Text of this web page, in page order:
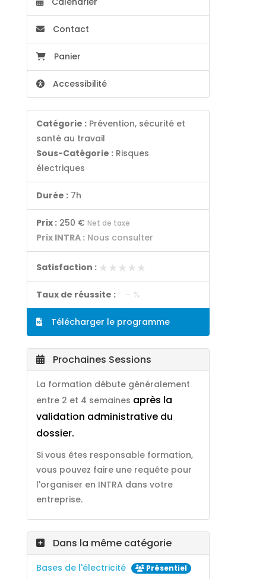
Contact
Panier
Accessibilité
Catégorie : Prévention, sécurité et
santé au travail
Sous-Catégorie : Risques
électriques
Durée :7h
Prix : 250 € Net de taxe
Prix INTRA :Nous consulter
Satisfaction : ★★★★★
★★★★★
Taux de réussite : - %
Télécharger le programme
Prochaines Sessions
La formation débute généralement
entre 2 et 4 semaines après la
validation administrative du
dossier.
Si vous êtes responsable formation,
vous pouvez faire une requête pour
l'organiser en INTRA dans votre
entreprise.
Dans la même catégorie
Bases de l'électricité Présentiel